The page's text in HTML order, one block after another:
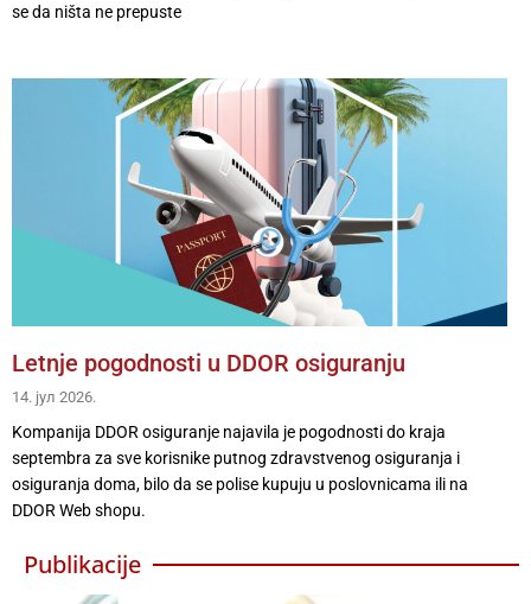
se da ništa ne prepuste
Letnje pogodnosti u DDOR osiguranju
14. јул 2026.
Kompanija DDOR osiguranje najavila je pogodnosti do kraja
septembra za sve korisnike putnog zdravstvenog osiguranja i
osiguranja doma, bilo da se polise kupuju u poslovnicama ili na
DDOR Web shopu.
Publikacije